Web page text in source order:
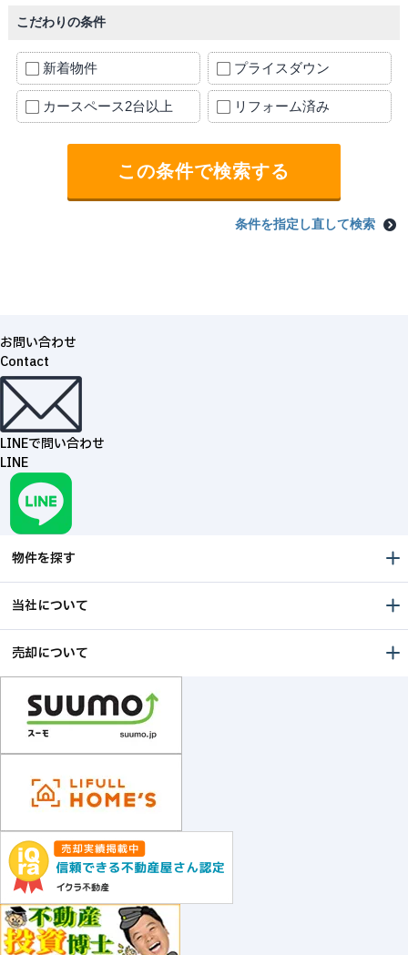
こだわりの条件
新着物件 プライスダウン
カースペース2台以上 リフォーム済み
条件を指定し直して検索
お問い合わせ
Contact
LINEで問い合わせ
LINE
物件を探す
当社について
売却について